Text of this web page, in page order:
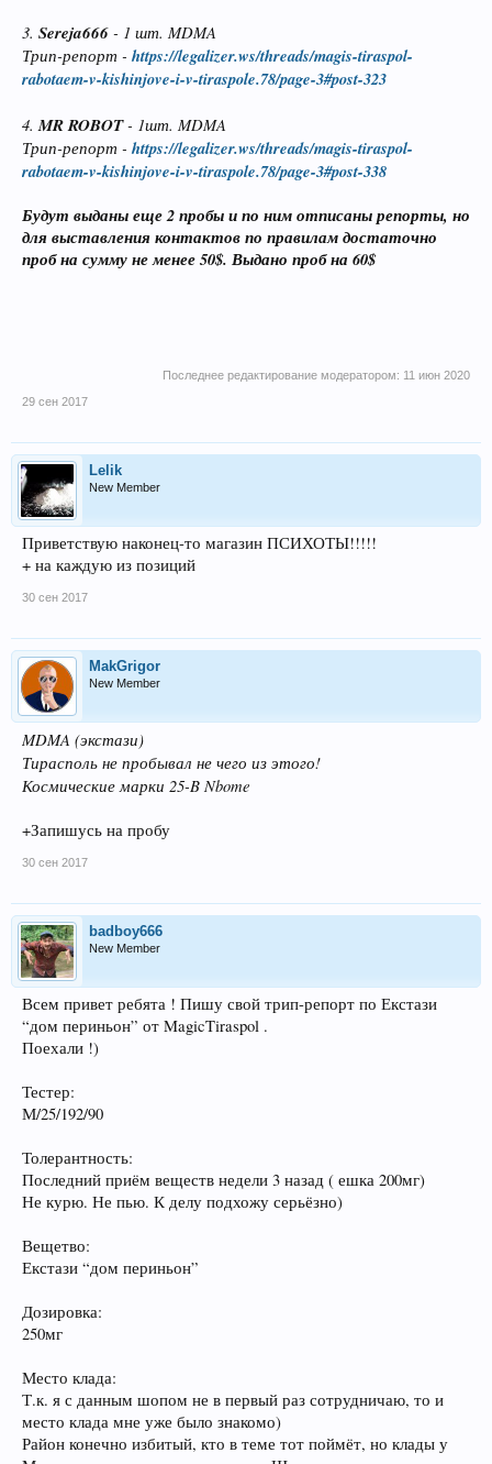
3. Sereja666 - 1 шт. MDMA
Трип-репорт - https://legalizer.ws/threads/magis-tiraspol-
rabotaem-v-kishinjove-i-v-tiraspole.78/page-3#post-323
4.MR ROBOT- 1шт. MDMA
Трип-репорт - https://legalizer.ws/threads/magis-tiraspol-
rabotaem-v-kishinjove-i-v-tiraspole.78/page-3#post-338
Будут выданы еще 2 пробы и по ним отписаны репорты, но
для выставления контактов по правилам достаточно
проб на сумму не менее 50$. Выдано проб на 60$
Последнее редактирование модератором: 11 июн 2020
29 сен 2017
Lelik
New Member
Приветствую наконец-то магазин ПСИХОТЫ!!!!!
+ на каждую из позиций
30 сен 2017
MakGrigor
New Member
MDMA (экстази)
Тирасполь не пробывал не чего из этого!
Космические марки 25-B Nbome
+Запишусь на пробу
30 сен 2017
badboy666
New Member
Всем привет ребята ! Пишу свой трип-репорт по Екстази
“дом периньон” от MagicTiraspol .
Поехали !)
Тестер:
М/25/192/90
Толерантность:
Последний приём веществ недели 3 назад ( ешка 200мг)
Не курю. Не пью. К делу подхожу серьёзно)
Вещетво:
Екстази “дом периньон”
Дозировка:
250мг
Место клада:
Т.к. я с данным шопом не в первый раз сотрудничаю, то и
место клада мне уже было знакомо)
Район конечно избитый, кто в теме тот поймёт, но клады у